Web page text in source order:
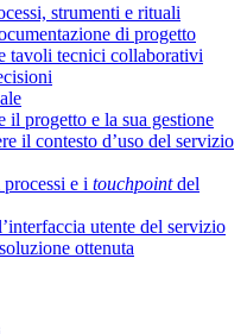
strumenti e rituali
di progetto
tavoli tecnici collaborativi
il progetto e la sua gestione
il contesto d’uso del servizio
e i touchpointdel
utente del servizio
ottenuta